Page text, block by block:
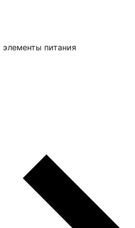
питания